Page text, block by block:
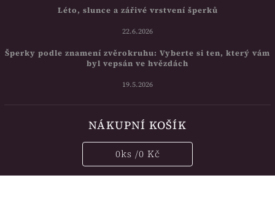
Léto, slunce a zářivé vrstvení šperků
22.6.2026
Šperky podle znamení zvěrokruhu: Vyberte si ten, který vám
byl vepsán ve hvězdách
19.5.2026
NÁKUPNÍ KOŠÍK
0ks /0 Kč